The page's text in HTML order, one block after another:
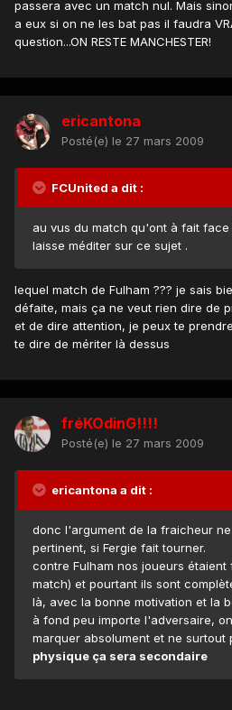
passera avec un match nul. Mais
a eux si on ne les bat pas il faudra
question...ON RESTE MANCHESTER!
ericantona
Posté(e) le 27 mars 2009
FCUnited a dit :
au vus du match qu'ont à fait face
laisse méditer sur ce sujet .
lequel match de Fulham ??? je sais
défaite, mais ça ne veut rien dire de
et de dire attention, je peux te
te dire de mériter là dessus
fréKOdinG!!!!
Posté(e) le 27 mars 2009
ericantona a dit :
donc l'argument de la fraicheur
pertinent, si Fergie fait tourner.
contre Fulham nos joueurs
match) et pourtant ils sont
là, avec la bonne motivation et la
à fond peu importe l'adversaire,
marquer absolument et ne surtout
physique ça sera secondaire